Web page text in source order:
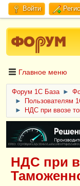
Войти
Главное меню
Форум 1C База ►
►
Пользователям
►
НДС при ввозе
ERID:
НДС при